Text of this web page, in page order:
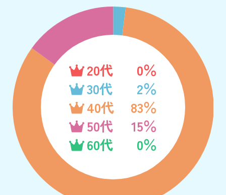
20代
0％
30代
2％
40代
83％
50代
15％
60代
0％